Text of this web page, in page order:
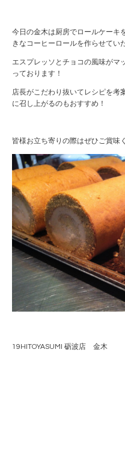
今日の金木は厨房でロールケーキ
きなコーヒーロールを作らせてい
エスプレッソとチョコの風味がマ
っております！
店長がこだわり抜いてレシピを考
に召し上がるのもおすすめ！
皆様お立ち寄りの際はぜひご賞味
19HITOYASUMI 砺波店 金木